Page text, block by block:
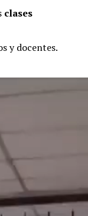
clases
y docentes.